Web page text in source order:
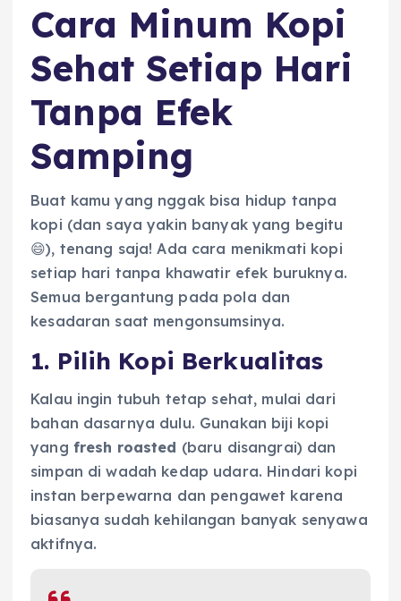
Cara Minum Kopi
Sehat Setiap Hari
Tanpa Efek
Samping
Buat kamu yang nggak bisa hidup tanpa
kopi (dan saya yakin banyak yang begitu
😄), tenang saja! Ada cara menikmati kopi
setiap hari tanpa khawatir efek buruknya.
Semua bergantung pada pola dan
kesadaran saat mengonsumsinya.
1. Pilih Kopi Berkualitas
Kalau ingin tubuh tetap sehat, mulai dari
bahan dasarnya dulu. Gunakan biji kopi
yang fresh roasted (baru disangrai) dan
simpan di wadah kedap udara. Hindari kopi
instan berpewarna dan pengawet karena
biasanya sudah kehilangan banyak senyawa
aktifnya.